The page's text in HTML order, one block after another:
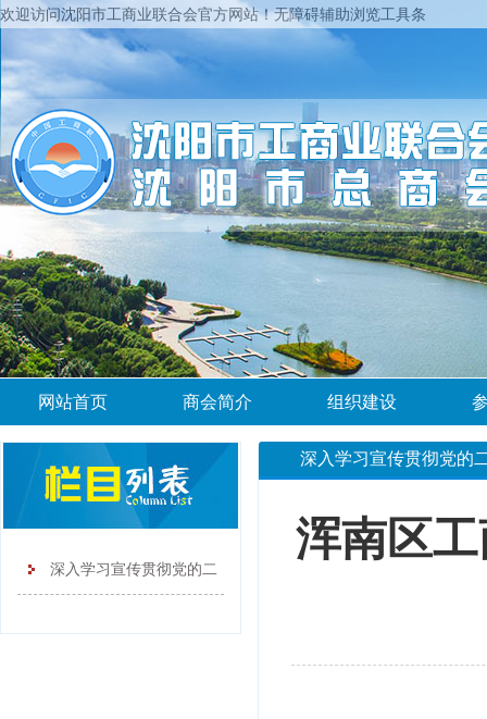
欢迎访问沈阳市工商业联合会官方网站！无障碍辅助浏览工具条
网站首页 商会简介 组织建设
深入学习宣传贯彻党的二
深入学习宣传贯彻党的
浑南区